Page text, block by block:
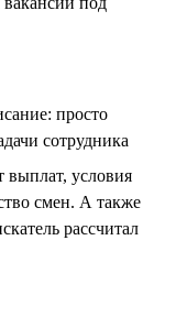
просто
сотрудника
выплат, условия
смен. А также
рассчитал